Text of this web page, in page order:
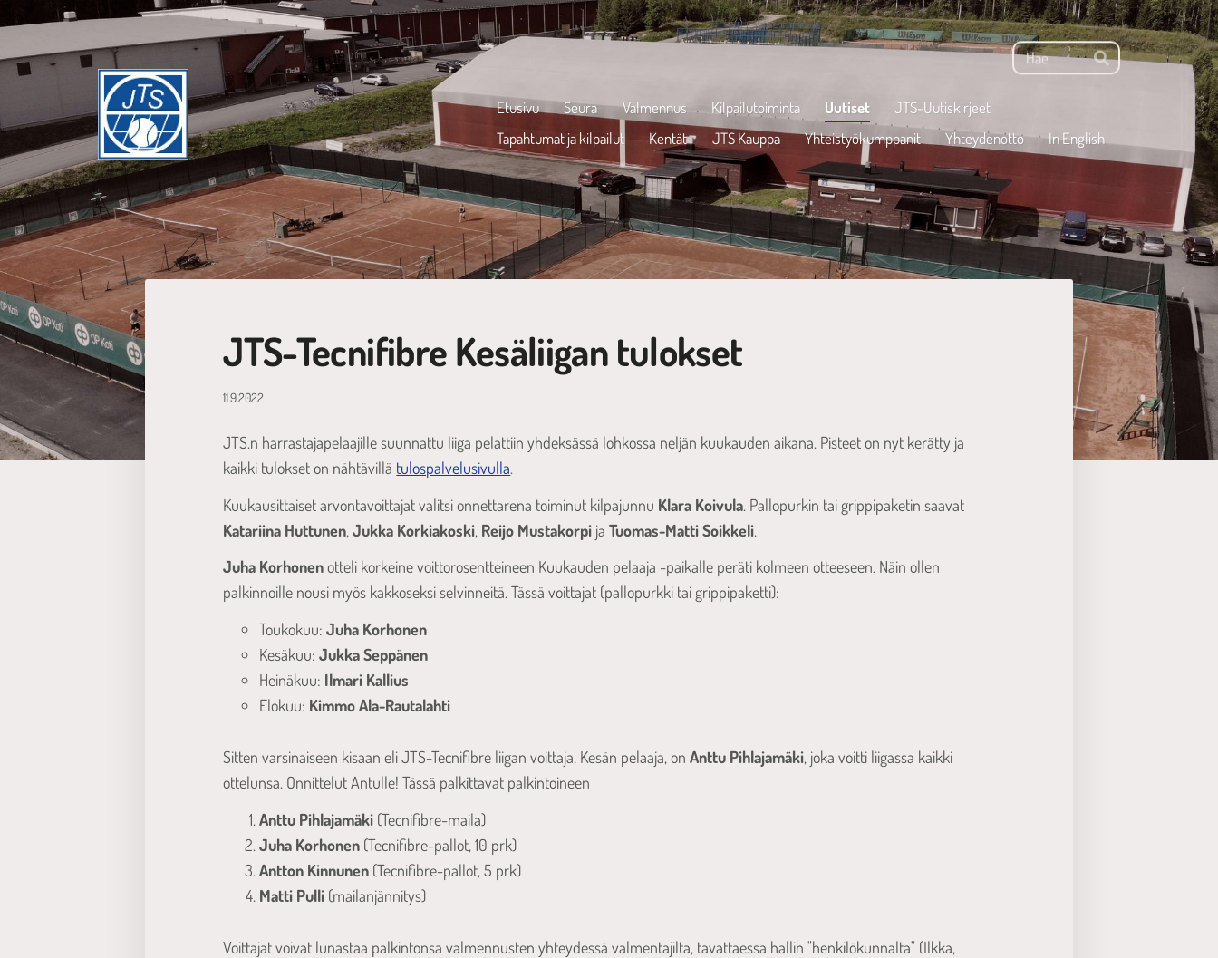
Siirry
sisältöön
Haku
Hae
Jyväskylän Tennisseura ry
Etusivu Seura Valmennus Kilpailutoiminta Uutiset
JTS-Uutiskirjeet
Tapahtumat ja kilpailut
Kentät JTS Kauppa Yhteistyökumppanit Yhteydenotto In English
JTS-Tecnifibre Kesäliigan tulokset
11.9.2022
JTS.n harrastajapelaajille suunnattu liiga pelattiin yhdeksässä lohkossa neljän kuukauden aikana. Pisteet on nyt kerätty ja
kaikki tulokset on nähtävillä tulospalvelusivulla.
Kuukausittaiset arvontavoittajat valitsi onnettarena toiminut kilpajunnu Klara Koivula. Pallopurkin tai grippipaketin saavat
Katariina Huttunen,Jukka Korkiakoski, Reijo Mustakorpi jaTuomas-Matti Soikkeli.
Juha Korhonenotteli korkeine voittorosentteineen Kuukauden pelaaja -paikalle peräti kolmeen otteeseen. Näin ollen
palkinnoille nousi myös kakkoseksi selvinneitä. Tässä voittajat (pallopurkki tai grippipaketti):
Toukokuu:Juha Korhonen
Kesäkuu:Jukka Seppänen
Heinäkuu: Ilmari Kallius
Elokuu: Kimmo Ala-Rautalahti
Sitten varsinaiseen kisaan eli JTS-Tecnifibre liigan voittaja, Kesän pelaaja, onAnttu Pihlajamäki, joka voitti liigassa kaikki
ottelunsa. Onnittelut Antulle! Tässä palkittavat palkintoineen
Anttu Pihlajamäki (Tecnifibre-maila)
Juha Korhonen (Tecnifibre-pallot, 10 prk)
Antton Kinnunen (Tecnifibre-pallot, 5 prk)
Matti Pulli (mailanjännitys)
Voittajat voivat lunastaa palkintonsa valmennusten yhteydessä valmentajilta, tavattaessa hallin "henkilökunnalta" (Ilkka,